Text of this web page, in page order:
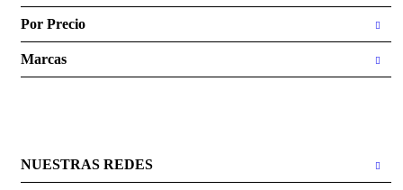
Por Precio
Marcas
NUESTRAS REDES